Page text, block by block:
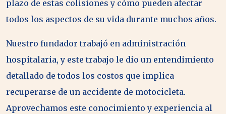
plazo de estas colisiones y cómo pueden afectar
todos los aspectos de su vida durante muchos años.
Nuestro fundador trabajó en administración
hospitalaria, y este trabajo le dio un entendimiento
detallado de todos los costos que implica
recuperarse de un accidente de motocicleta.
Aprovechamos este conocimiento y experiencia al